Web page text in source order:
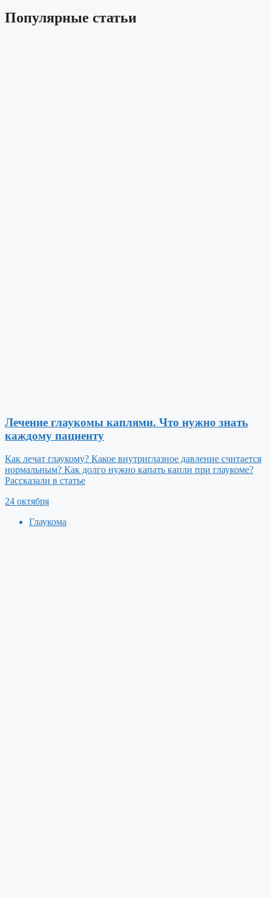
Популярные статьи
Лечение глаукомы каплями. Что нужно знать
каждому пациенту
Как лечат глаукому? Какое внутриглазное давление считается
нормальным? Как долго нужно капать капли при глаукоме?
Рассказали в статье
24 октября
Глаукома